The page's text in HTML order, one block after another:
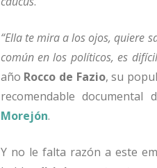
“Ella te mira a los ojos, quiere
común en los políticos, es
año Rocco de Fazio, su
recomendable
Morejón.
Y no le falta razón a este